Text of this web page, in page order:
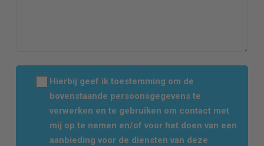
Hierbij geef ik toestemming om de
bovenstaande persoonsgegevens te
verwerken en te gebruiken om contact met
mij op te nemen en/of voor het doen van een
aanbieding voor de diensten van deze